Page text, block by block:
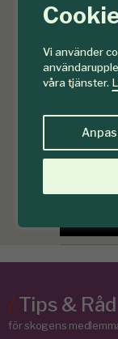
Vi använder
våra tjänster.
/Tips & Råd
för skogens